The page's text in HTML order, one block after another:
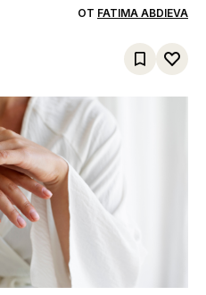
ОТ FATIMA ABDIEVA